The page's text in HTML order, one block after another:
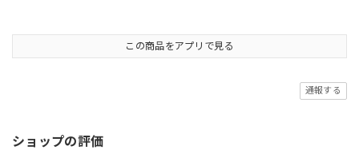
この商品をアプリで見る
通報する
ショップの評価